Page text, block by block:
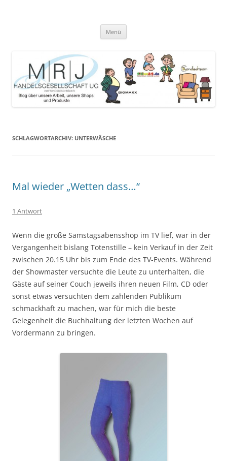
angebotene Produkte
Menü
SCHLAGWORTARCHIV: UNTERWÄSCHE
Mal wieder „Wetten dass…“
1 Antwort
Wenn die große Samstagsabensshop im TV lief, war in der
Vergangenheit bislang Totenstille – kein Verkauf in der Zeit
zwischen 20.15 Uhr bis zum Ende des TV-Events. Während
der Showmaster versuchte die Leute zu unterhalten, die
Gäste auf seiner Couch jeweils ihren neuen Film, CD oder
sonst etwas versuchten dem zahlenden Publikum
schmackhaft zu machen, war für mich die beste
Gelegenheit die Buchhaltung der letzten Wochen auf
Vordermann zu bringen.